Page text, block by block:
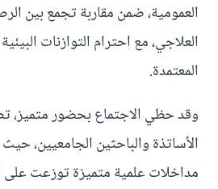
العمومية، ضمن مقاربة تجمع بين
العلاجي، مع احترام التوازنات
المعتمدة.
وقد حظي الاجتماع بحضور متميز،
الأساتذة والباحثين الجامعيين،
مداخلات علمية متميزة توزعت على